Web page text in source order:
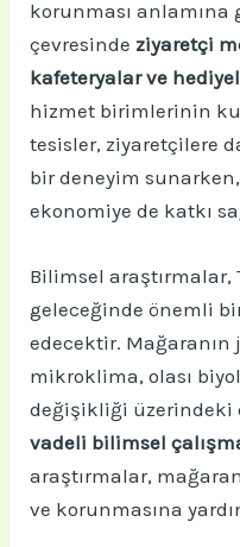
korunması anlamına
çevresinde ziyaretçi
kafeteryalar ve
hizmet birimlerinin
tesisler, ziyaretçilere
bir deneyim
ekonomiye de katkı
Bilimsel araştırmalar,
geleceğinde önemli
edecektir.
mikroklima, olası
değişikliği üzerindeki
vadeli bilimsel
araştırmalar,
ve korunmasına